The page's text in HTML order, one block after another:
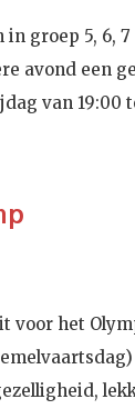
groep 5, 6,
avond een
van 19:00
voor het